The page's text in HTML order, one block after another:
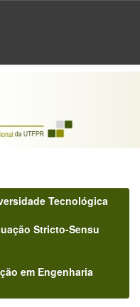
Tecnológica
Stricto-Sensu
em Engenharia